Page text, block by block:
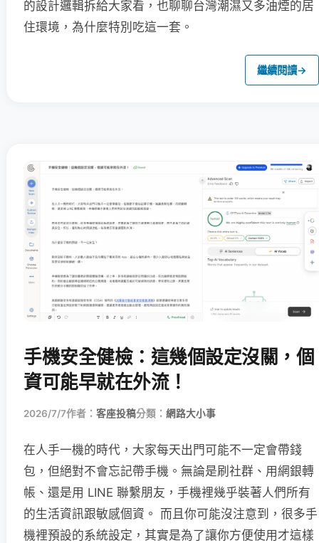
的設計邏輯拆給大家看，也聊聊台灣潮濕又多油煙的居
住環境，為什麼特別吃這一套。
繼續閱讀→
手機安全健檢：這幾個設定沒關，個
資可能早就在外流！
2026/7/7作者： 客座投稿分類： 網路大小事
在人手一機的時代，大家每天出門可能不一定會帶錢
包，但絕對不會忘記帶手機。無論是刷社群、用網銀轉
帳、還是用 LINE 聯繫朋友，手機裡幾乎裝著人們所有
的生活資訊跟敏感個資。 而且你可能沒注意到，很多手
機裡預設的系統設定，其實是為了讓你方便使用才這樣